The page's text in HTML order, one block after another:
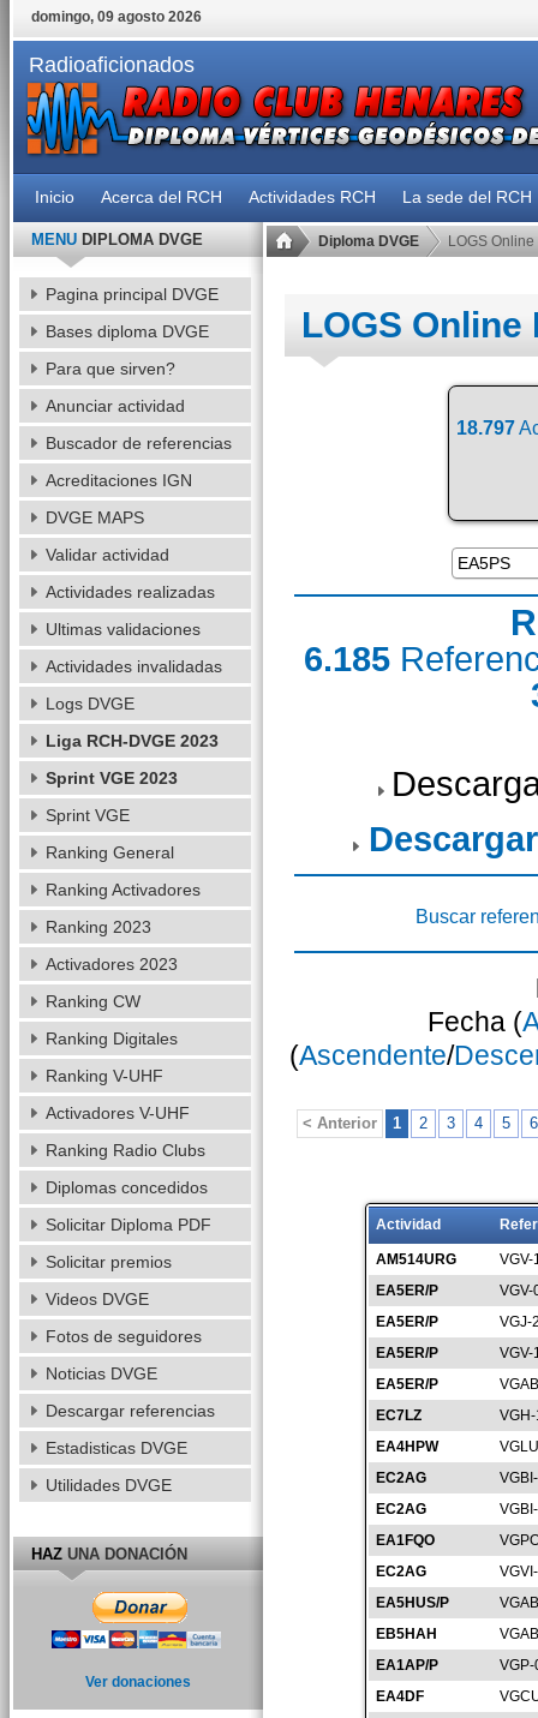
domingo, 09 agosto 2026
Radioaficionados
Inicio Acerca del RCH Actividades RCH La sede del RCH
Diploma DVGE LOGS Online
LOGS Online
18.797
6.185
Buscar
Fecha (
(Ascendente/
< Anterior 1 2 3 4 5 6
Actividad
AM514URG
VGV-
EA5ER/P
VGV-
EA5ER/P
VGJ-
EA5ER/P
VGV-
EA5ER/P
EC7LZ
EA4HPW
EC2AG
EC2AG
EA1FQO
EC2AG
EA5HUS/P
EB5HAH
EA1AP/P
EA4DF
MENUDIPLOMA DVGE
Pagina principal DVGE
Bases diploma DVGE
Para que sirven?
Anunciar actividad
Buscador de referencias
Acreditaciones IGN
DVGE MAPS
Validar actividad
Actividades realizadas
Ultimas validaciones
Actividades invalidadas
Logs DVGE
Liga RCH-DVGE 2023
Sprint VGE 2023
Sprint VGE
Ranking General
Ranking Activadores
Ranking 2023
Activadores 2023
Ranking CW
Ranking Digitales
Ranking V-UHF
Activadores V-UHF
Ranking Radio Clubs
Diplomas concedidos
Solicitar Diploma PDF
Solicitar premios
Videos DVGE
Fotos de seguidores
Noticias DVGE
Descargar referencias
Estadisticas DVGE
Utilidades DVGE
HAZUNA DONACIÓN
Ver donaciones